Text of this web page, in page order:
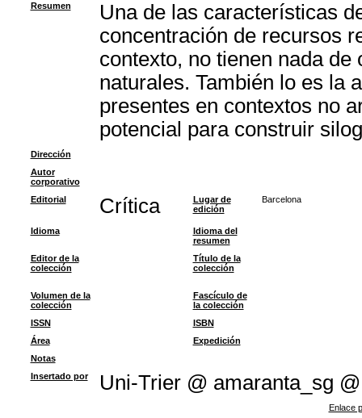
Resumen
Una de las características
concentración de recursos
contexto, no tienen nada
naturales. También lo es la
presentes en contextos no
potencial para construir
Dirección
Autor
corporativo
Editorial
Crítica
Lugar de
edición
Barcelona
Idioma
Idioma del
resumen
Editor de la
colección
Título de la
colección
Volumen de la
colección
Fascículo de
la colección
ISSN
ISBN
Área
Expedición
Notas
Insertado por
Uni-Trier @ amaranta_sg @
Enlace